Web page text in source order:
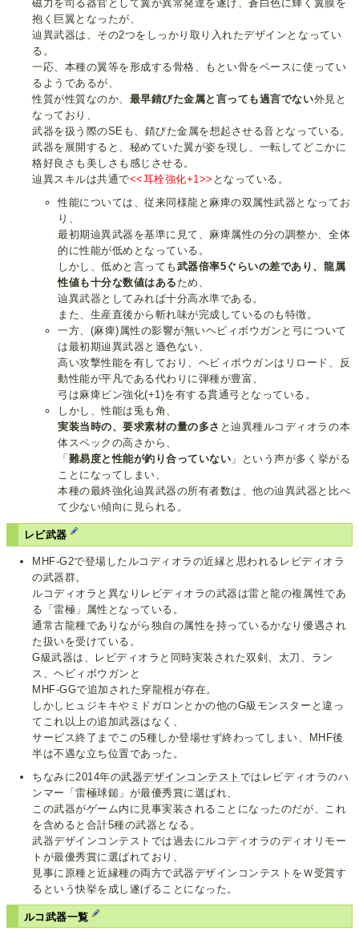
磁力を司る器官として翼が異常発達を遂げ、蒼白色に輝く翼膜を
抱く巨翼となったが、
辿異武器は、その2つをしっかり取り入れたデザインとなってい
る。
一応、本種の翼等を形成する骨格、もとい骨をベースに使ってい
るようであるが、
性質が性質なのか、 最早錆びた金属と言っても過言でない外見と
なっており、
武器を扱う際のSEも、錆びた金属を想起させる音となっている。
武器を展開すると、秘めていた翼が姿を現し、一転してどこかに
格好良さも美しさも感じさせる。
辿異スキルは共通で<<耳栓強化+1>> となっている。
性能については、従来同様龍と麻痺の双属性武器となってお
り、
最初期辿異武器を基準に見て、麻痺属性の分の調整か、全体
的に性能が低めとなっている。
しかし、低めと言っても 武器倍率5ぐらいの差であり、龍属
性値も十分な数値はある ため、
辿異武器としてみれば十分高水準である。
また、生産直後から斬れ味が完成しているのも特徴。
一方、(麻痺)属性の影響が無いヘビィボウガンと弓について
は最初期辿異武器と遜色ない、
高い攻撃性能を有しており、ヘビィボウガンはリロード、反
動性能が平凡である代わりに弾種が豊富、
弓は麻痺ビン強化(+1)を有する貫通弓となっている。
しかし、性能は兎も角、
実装当時の、要求素材の量の多さ と辿異種ルコディオラの本
体スペックの高さから、
「 難易度と性能が釣り合っていない 」という声が多く挙がる
ことになってしまい、
本種の最終強化辿異武器の所有者数は、他の辿異武器と比べ
て少ない傾向に見られる。
レビ武器
MHF-G2で登場したルコディオラの近縁と思われるレビディオラ
の武器群。
ルコディオラと異なりレビディオラの武器は雷と龍の複属性であ
る「雷極」属性となっている。
通常古龍種でありながら独自の属性を持っているかなり優遇され
た扱いを受けている。
G級武器は、レビディオラと同時実装された双剣、太刀、ラン
ス、ヘビィボウガンと
MHF-GGで追加された穿龍棍が存在。
しかしヒュジキキやミドガロンとかの他のG級モンスターと違っ
てこれ以上の追加武器はなく、
サービス終了までこの5種しか登場せず終わってしまい、MHF後
半は不遇な立ち位置であった。
ちなみに2014年の武器デザインコンテスト ではレビディオラのハ
ンマー「雷極球鎚」が最優秀賞に選ばれ、
この武器がゲーム内に見事実装されることになったのだが、これ
を含めると合計5種の武器となる。
武器デザインコンテストでは過去にルコディオラのディオリモー
トが最優秀賞に選ばれており、
見事に原種と近縁種の両方で武器デザインコンテストをＷ受賞す
るという快挙を成し遂げることになった。
ルコ武器一覧